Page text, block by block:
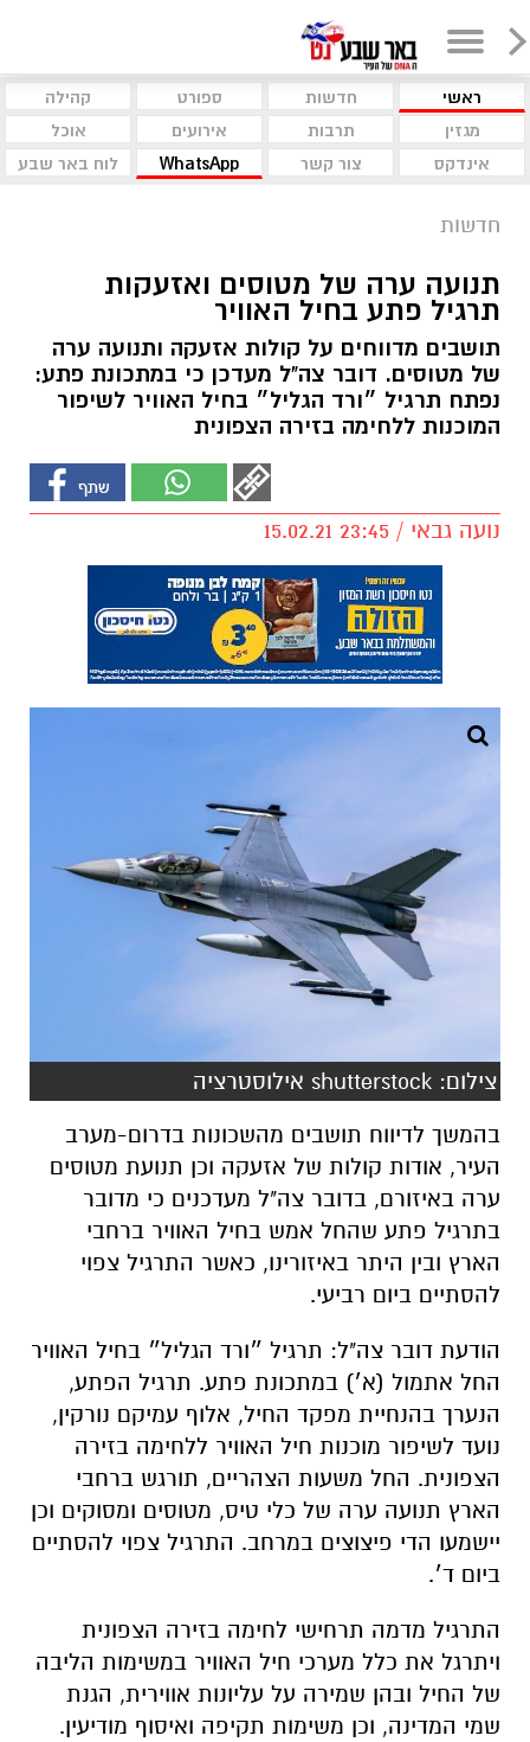
ראשי חדשות ספורט
קהילה
מגזין
תרבות אירועים
אוכל
אינדקס
צור קשר WhatsApp לוח באר שבע
חדשות
תנועה ערה של מטוסים ואזעקות
תרגיל פתע בחיל האוויר
תושבים מדווחים על קולות אזעקה ותנועה ערה
של מטוסים. דובר צה"ל מעדכן כי במתכונת פתע:
נפתח תרגיל ״ורד הגליל״ בחיל האוויר לשיפור
המוכנות ללחימה בזירה הצפונית
נועה גבאי / 23:45 15.02.21
צילום: shutterstock אילוסטרציה
בהמשך לדיווח תושבים מהשכונות בדרום-מערב
העיר, אודות קולות של אזעקה וכן תנועת מטוסים
ערה באיזורם, בדובר צה"ל מעדכנים כי מדובר
בתרגיל פתע שהחל אמש בחיל האוויר ברחבי
הארץ ובין היתר באיזורינו, כאשר התרגיל צפוי
להסתיים ביום רביעי.
הודעת דובר צה"ל: תרגיל ״ורד הגליל״ בחיל האוויר
החל אתמול (א׳) במתכונת פתע. תרגיל הפתע,
הנערך בהנחיית מפקד החיל, אלוף עמיקם נורקין,
נועד לשיפור מוכנות חיל האוויר ללחימה בזירה
הצפונית. החל משעות הצהריים, תורגש ברחבי
הארץ תנועה ערה של כלי טיס, מטוסים ומסוקים וכן
יישמעו הדי פיצוצים במרחב. התרגיל צפוי להסתיים
ביום ד׳.
התרגיל מדמה תרחישי לחימה בזירה הצפונית
ויתרגל את כלל מערכי חיל האוויר במשימות הליבה
של החיל ובהן שמירה על עליונות אווירית, הגנת
שמי המדינה, וכן משימות תקיפה ואיסוף מודיעין.